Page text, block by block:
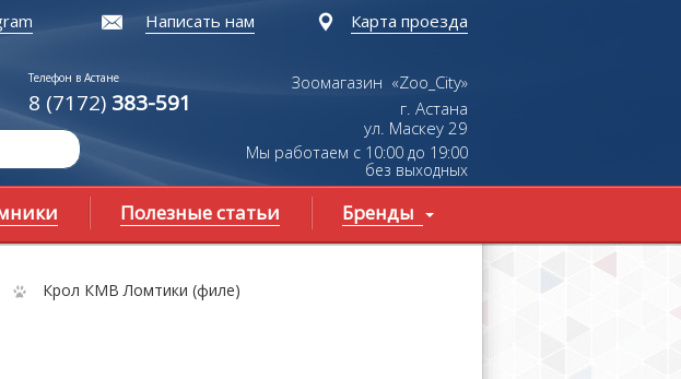
Написать нам Карта проезда
Телефон в Астане
8 (7172) 383-591
Зоомагазин «Zoo_City»
г. Астана
ул. Маскеу29
Мы работаем с 10:00 до 19:00
без выходных
Полезные статьи Бренды
Крол КМВ Ломтики (филе)